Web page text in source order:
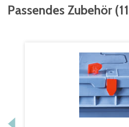
Passendes Zubehör (11